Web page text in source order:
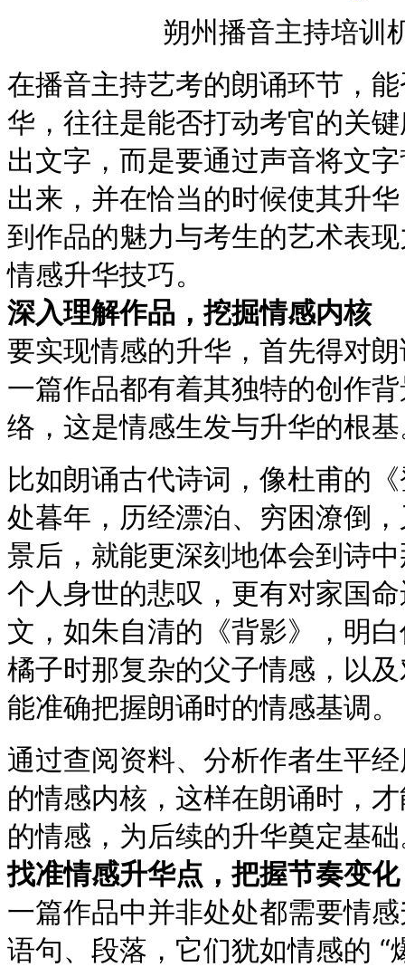
朔州播音主持培训
在播音主持艺考的朗诵环节，
华，往往是能否打动考官的关
出文字，而是要通过声音将文
出来，并在恰当的时候使其升
到作品的魅力与考生的艺术表
情感升华技巧。
深入理解作品，挖掘情感内核
要实现情感的升华，首先得对
一篇作品都有着其独特的创作
络，这是情感生发与升华的根
比如朗诵古代诗词，像杜甫的
处暮年，历经漂泊、穷困潦倒
景后，就能更深刻地体会到诗
个人身世的悲叹，更有对家国
文，如朱自清的《背影》，明
橘子时那复杂的父子情感，以
能准确把握朗诵时的情感基调。
通过查阅资料、分析作者生平
的情感内核，这样在朗诵时，
的情感，为后续的升华奠定基
找准情感升华点，把握节奏变化
一篇作品中并非处处都需要情
语句、段落，它们犹如情感的 “